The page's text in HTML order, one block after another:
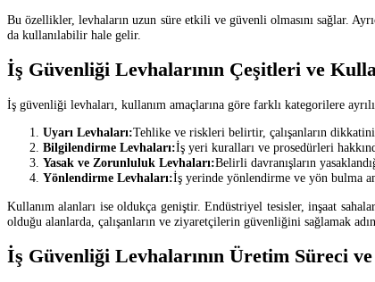
Bu özellikler, levhaların uzun süre etkili ve güvenli olmasını sağlar.
da kullanılabilir hale gelir.
İş Güvenliği Levhalarının Çeşitleri ve
İş güvenliği levhaları, kullanım amaçlarına göre farklı kategorilere
Uyarı Levhaları:Tehlike ve riskleri belirtir, çalışanların
Bilgilendirme Levhaları:İş yeri kuralları ve prosedürleri
Yasak ve Zorunluluk Levhaları:Belirli davranışların
Yönlendirme Levhaları:İş yerinde yönlendirme ve yön bulma
Kullanım alanları ise oldukça geniştir. Endüstriyel tesisler, inşaat
olduğu alanlarda, çalışanların ve ziyaretçilerin güvenliğini sağlamak
İş Güvenliği Levhalarının Üretim Süreci